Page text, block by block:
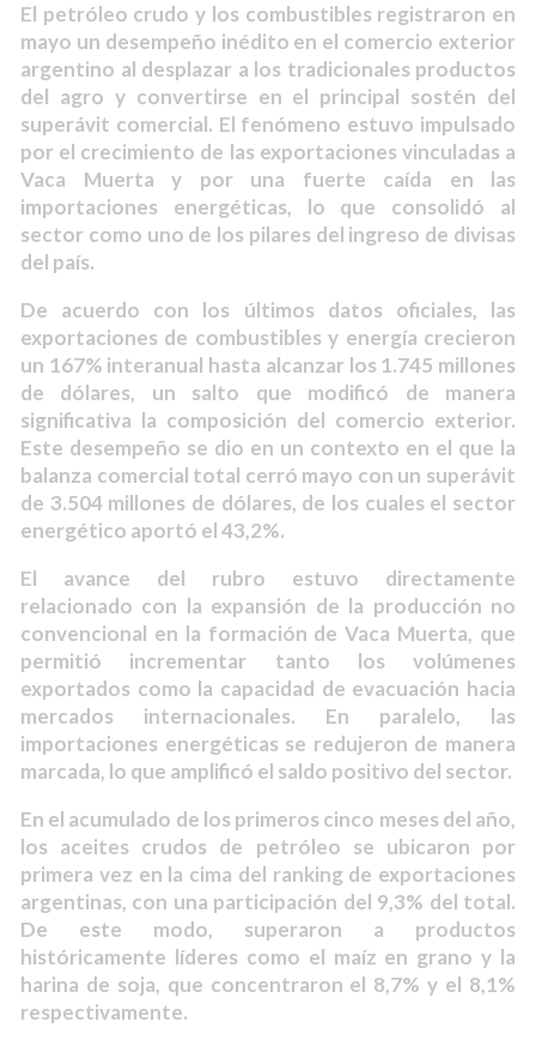
El petróleo crudo y los combustibles registraron en
mayo un desempeño inédito en el comercio exterior
argentino al desplazar a los tradicionales productos
del agro y convertirse en el principal sostén del
superávit comercial. El fenómeno estuvo impulsado
por el crecimiento de las exportaciones vinculadas a
Vaca Muerta y por una fuerte caída en las
importaciones energéticas, lo que consolidó al
sector como uno de los pilares del ingreso de divisas
del país.
De acuerdo con los últimos datos oficiales, las
exportaciones de combustibles y energía crecieron
un 167% interanual hasta alcanzar los 1.745 millones
de dólares, un salto que modificó de manera
significativa la composición del comercio exterior.
Este desempeño se dio en un contexto en el que la
balanza comercial total cerró mayo con un superávit
de 3.504 millones de dólares, de los cuales el sector
energético aportó el 43,2%.
El avance del rubro estuvo directamente
relacionado con la expansión de la producción no
convencional en la formación de Vaca Muerta, que
permitió incrementar tanto los volúmenes
exportados como la capacidad de evacuación hacia
mercados internacionales. En paralelo, las
importaciones energéticas se redujeron de manera
marcada, lo que amplificó el saldo positivo del sector.
En el acumulado de los primeros cinco meses del año,
los aceites crudos de petróleo se ubicaron por
primera vez en la cima del ranking de exportaciones
argentinas, con una participación del 9,3% del total.
De este modo, superaron a productos
históricamente líderes como el maíz en grano y la
harina de soja, que concentraron el 8,7% y el 8,1%
respectivamente.